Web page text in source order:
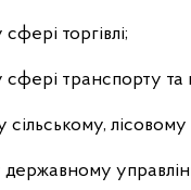
торгівлі;
сфері транспорту та
сільському,
державному